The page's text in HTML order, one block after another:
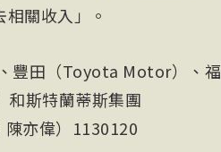
關收入」。
豐田（Toyota Motor）、福
斯特蘭蒂斯集團
亦偉）1130120